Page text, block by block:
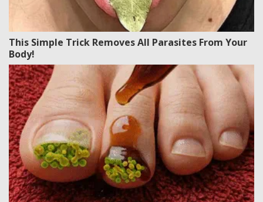
This Simple Trick Removes All Parasites From Your
Body!